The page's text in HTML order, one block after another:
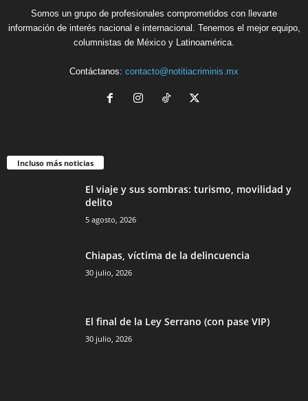
Somos un grupo de profesionales comprometidos con llevarte
información de interés nacional e internacional. Tenemos el mejor equipo,
columnistas de México y Latinoamérica.
Contáctanos: contacto@notitiacriminis.mx
Incluso más noticias
El viaje y sus sombras: turismo, movilidad y
delito
5 agosto, 2026
Chiapas, víctima de la delincuencia
30 julio, 2026
El final de la Ley Serrano (con pase VIP)
30 julio, 2026